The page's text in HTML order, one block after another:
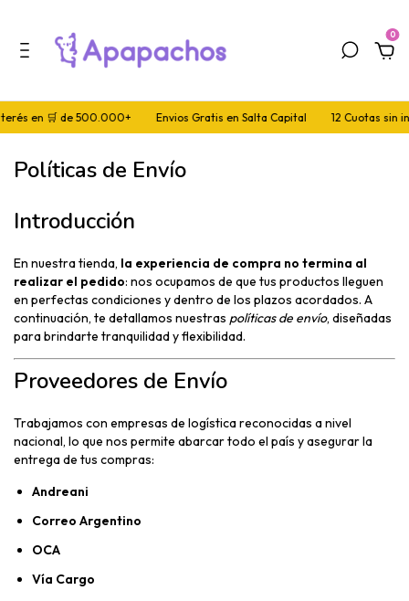
0
en 🛒 de 500.000+ Envios Gratis en Salta Capital 12 Cuotas sin
Políticas de Envío
Introducción
En nuestra tienda, la experiencia de compra no termina al
realizar el pedido: nos ocupamos de que tus productos lleguen
en perfectas condiciones y dentro de los plazos acordados. A
continuación, te detallamos nuestras políticas de envío, diseñadas
para brindarte tranquilidad y flexibilidad.
Proveedores de Envío
Trabajamos con empresas de logística reconocidas a nivel
nacional, lo que nos permite abarcar todo el país y asegurar la
entrega de tus compras:
Andreani
Correo Argentino
OCA
Vía Cargo